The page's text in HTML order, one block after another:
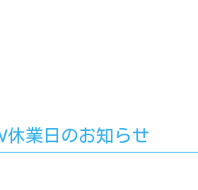
業日のお知らせ